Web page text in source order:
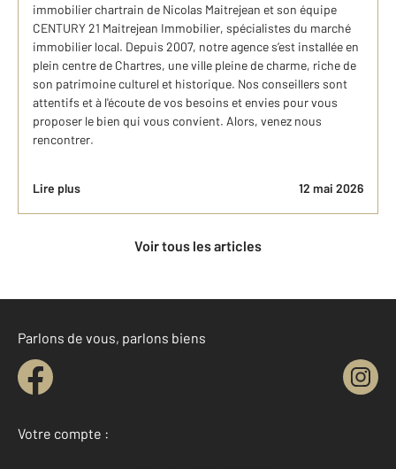
immobilier chartrain de Nicolas Maitrejean et son équipe
CENTURY 21 Maitrejean Immobilier, spécialistes du marché
immobilier local. Depuis 2007, notre agence s’est installée en
plein centre de Chartres, une ville pleine de charme, riche de
son patrimoine culturel et historique. Nos conseillers sont
attentifs et à l'écoute de vos besoins et envies pour vous
proposer le bien qui vous convient. Alors, venez nous
rencontrer.
Lire plus 12 mai 2026
Voir tous les articles
Parlons de vous, parlons biens
Votre compte :